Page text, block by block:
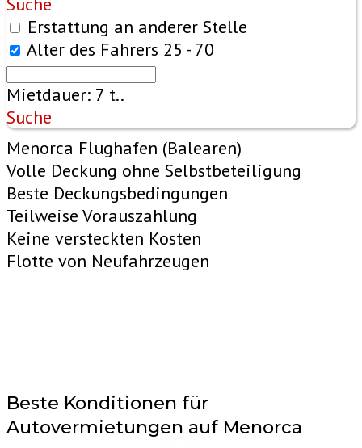
Erstattung an anderer Stelle
Alter des Fahrers 25 - 70
Mietdauer: 7 t..
Suche
Menorca Flughafen (Balearen)
Volle Deckung ohne Selbstbeteiligung
Beste Deckungsbedingungen
Teilweise Vorauszahlung
Keine versteckten Kosten
Flotte von Neufahrzeugen
Beste Konditionen für
Autovermietungen auf Menorca